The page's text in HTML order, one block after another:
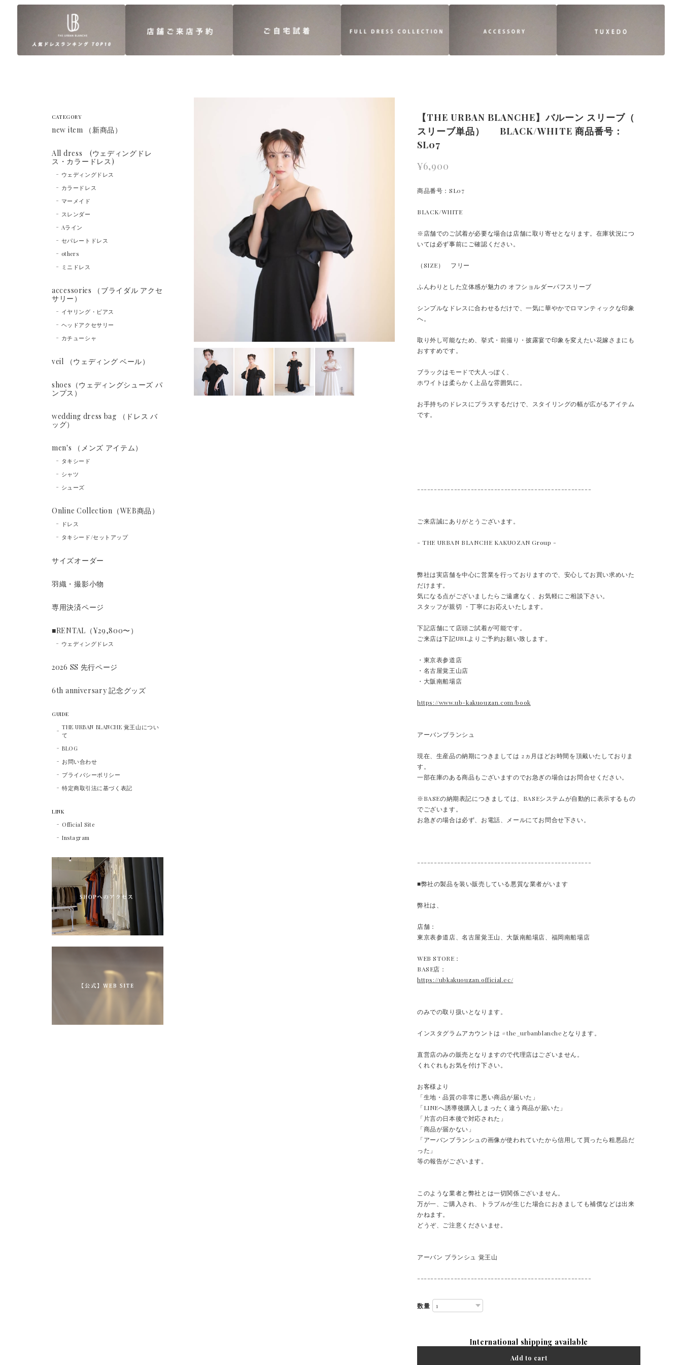
【THE URBAN BLANCHE】バルーン スリーブ（
スリーブ単品） BLACK/WHITE 商品番号：
SL07
¥6,900
商品番号：SL07
BLACK/WHITE
※店舗でのご試着が必要な場合は店舗に取り寄せとなります。在庫状況につ
いては必ず事前にご確認ください。
（SIZE） フリー
ふんわりとした立体感が魅力の オフショルダーパフスリーブ
シンプルなドレスに合わせるだけで、一気に華やかでロマンティックな印象
へ。
取り外し可能なため、挙式・前撮り・披露宴で印象を変えたい花嫁さまにも
おすすめです。
ブラックはモードで大人っぽく、
ホワイトは柔らかく上品な雰囲気に。
お手持ちのドレスにプラスするだけで、スタイリングの幅が広がるアイテム
です。
----------------------------------------------------
ご来店誠にありがとうございます。
- THE URBAN BLANCHE KAKUOZAN Group -
弊社は実店舗を中心に営業を行っておりますので、安心してお買い求めいた
だけます。
気になる点がございましたらご遠慮なく、お気軽にご相談下さい。
スタッフが親切 ・丁寧にお応えいたします。
下記店舗にて店頭ご試着が可能です。
ご来店は下記URLよりご予約お願い致します。
・東京表参道店
・名古屋覚王山店
・大阪南船場店
https://www.ub-kakuouzan.com/book
アーバンブランシュ
現在、生産品の納期につきましては 2ヵ月ほどお時間を頂戴いたしておりま
す。
一部在庫のある商品もございますのでお急ぎの場合はお問合せください。
※BASEの納期表記につきましては、BASEシステムが自動的に表示するもの
でございます。
お急ぎの場合は必ず、お電話、メールにてお問合せ下さい。
----------------------------------------------------
■弊社の製品を装い販売している悪質な業者がいます
弊社は、
店舗：
東京表参道店、名古屋覚王山、大阪南船場店、福岡南船場店
WEB STORE：
BASE店：
https://ubkakuouzan.official.ec/
のみでの取り扱いとなります。
インスタグラムアカウントは #the_urbanblancheとなります。
直営店のみの販売となりますので代理店はございません。
くれぐれもお気を付け下さい。
お客様より
「生地・品質の非常に悪い商品が届いた」
「LINEへ誘導後購入しまったく違う商品が届いた」
「片言の日本後で対応された」
「商品が届かない」
「アーバンブランシュの画像が使われていたから信用して買ったら粗悪品だ
った」
等の報告がございます。
このような業者と弊社とは一切関係ございません。
万が一、ご購入され、トラブルが生じた場合におきましても補償などは出来
かねます。
どうぞ、ご注意くださいませ。
アーバン ブランシュ 覚王山
----------------------------------------------------
数量
International shipping available
Add to cart
CATEGORY
new item （新商品）
All dress (ウェディングドレ
ス・カラードレス)
ウェディングドレス
カラードレス
マーメイド
スレンダー
Aライン
セパレートドレス
others
ミニドレス
accessories （ブライダル アクセ
サリー）
イヤリング・ピアス
ヘッドアクセサリー
カチューシャ
veil （ウェディング ベール）
shoes（ウェディングシューズ パ
ンプス）
wedding dress bag （ドレス バ
ッグ）
men's （メンズ アイテム）
タキシード
シャツ
シューズ
Online Collection（WEB商品）
ドレス
タキシード/セットアップ
サイズオーダー
羽織・撮影小物
専用決済ページ
■RENTAL（¥29,800〜）
ウェディングドレス
2026 SS 先行ページ
6th anniversary 記念グッズ
GUIDE
THE URBAN BLANCHE 覚王山につい
て
BLOG
お問い合わせ
プライバシーポリシー
特定商取引法に基づく表記
LINK
Official Site
Instagram